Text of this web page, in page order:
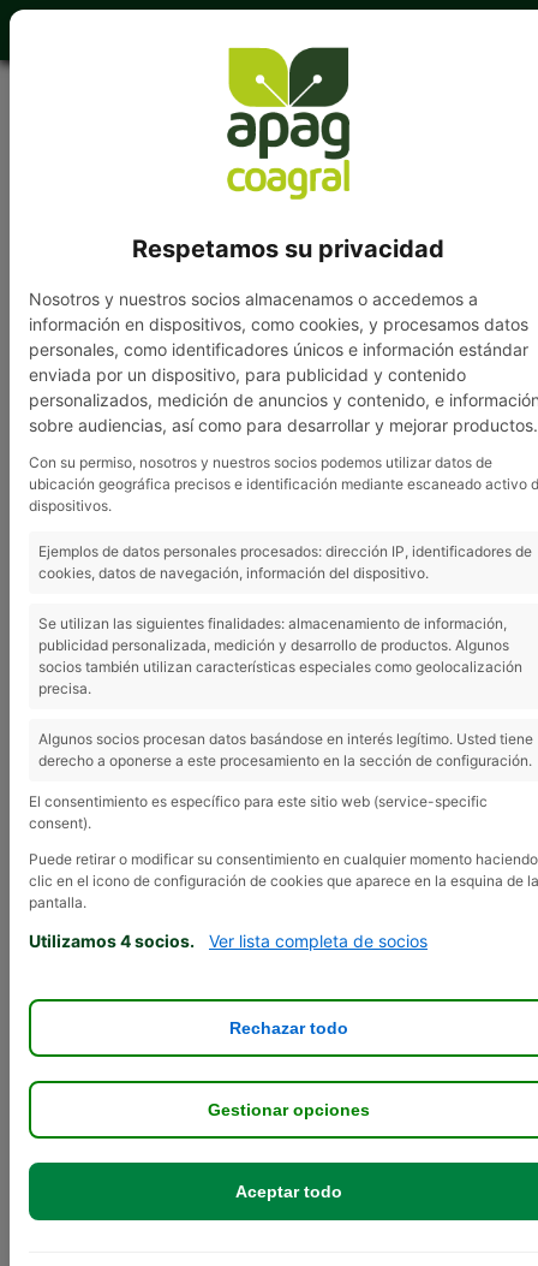
VENDO pavos de un año;
un macho y una hembra
y regalo cachorros de
mastín español, con 20
días nacidos; Preguntar
por José María. Tfno.: 629
27 15 74.
Este debate está vacío.
Autor
Entradas
2 marzo, 2026 a las 8:34 am
#32370
Superadministrador
español, con 20 días nacidos; Preguntar por
José María. Tfno.: 629 27 15 74.
Debes estar registrado para responder a este debate.
Respetamos su privacidad
Nosotros y nuestros socios almacenamos o accedemos a
información en dispositivos, como cookies, y procesamos datos
personales, como identificadores únicos e información estándar
enviada por un dispositivo, para publicidad y contenido
personalizados, medición de anuncios y contenido, e
sobre audiencias, así como para desarrollar y mejorar productos.
Con su permiso, nosotros y nuestros socios podemos utilizar datos de
ubicación geográfica precisos e identificación mediante escaneado activo
dispositivos.
Ejemplos de datos personales procesados: dirección IP, identificadores de
cookies, datos de navegación, información del dispositivo.
Se utilizan las siguientes finalidades: almacenamiento de información,
publicidad personalizada, medición y desarrollo de productos. Algunos
socios también utilizan características especiales como geolocalización
precisa.
Algunos socios procesan datos basándose en interés legítimo. Usted tiene
derecho a oponerse a este procesamiento en la sección de configuración.
El consentimiento es específico para este sitio web (service-specific
consent).
Puede retirar o modificar su consentimiento en cualquier momento haciendo
clic en el icono de configuración de cookies que aparece en la esquina de la
pantalla.
Utilizamos 4 socios. Ver lista completa de socios
Rechazar todo
Gestionar opciones
Aceptar todo